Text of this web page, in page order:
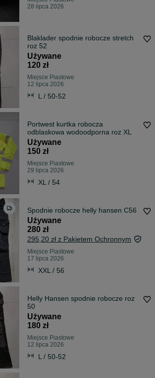
28 lipca 2026
Blaklader spodnie robocze stretch
roz 52
Używane
120 zł
Miejsce Piastowe
12 lipca 2026
L / 50-52
Portwest kurtka robocza
odblaskowa wodoodporna roz XL
Używane
150 zł
Miejsce Piastowe
29 lipca 2026
XL / 54
Spodnie robocze helly hansen C56
Używane
280 zł
295,20 zł z Pakietem Ochronnym
Miejsce Piastowe
17 lipca 2026
XXL / 56
Helly Hansen spodnie robocze roz
50
Używane
180 zł
Miejsce Piastowe
12 lipca 2026
L / 50-52